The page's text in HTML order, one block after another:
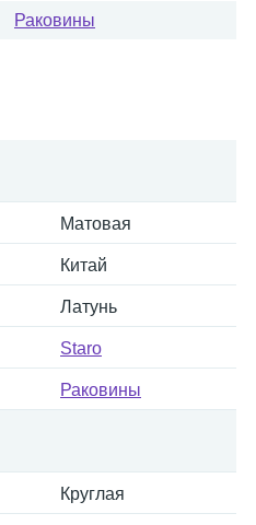
Раковины
Матовая
Китай
Латунь
Staro
Раковины
Круглая